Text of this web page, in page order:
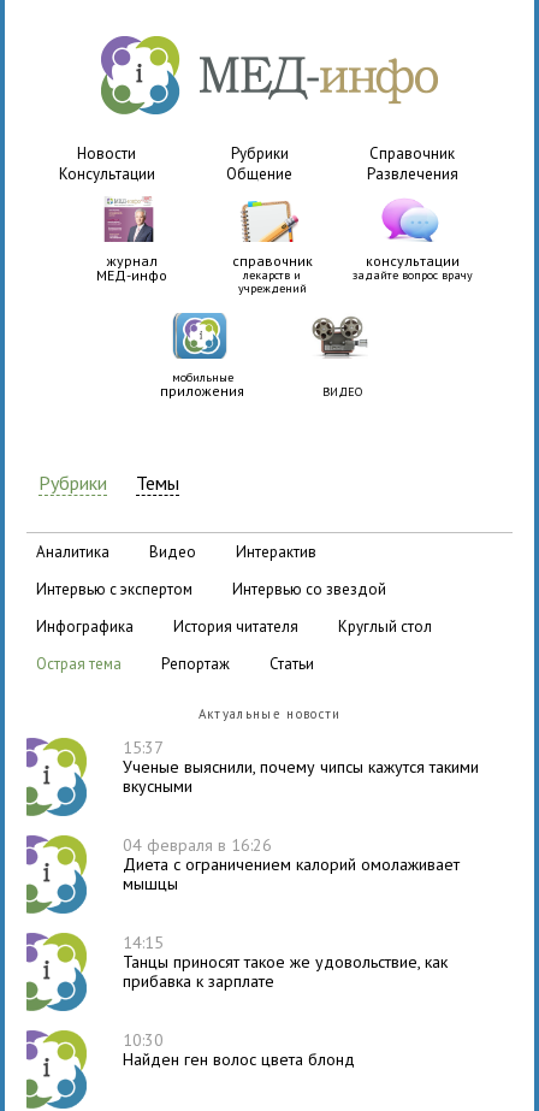
Новости Рубрики
Справочник
Консультации
Общение Развлечения
журнал
МЕД-инфо
справочник
лекарств и
учреждений
консультации
задайте вопрос врачу
мобильные
приложения ВИДЕО
Рубрики Темы
аналитика видео
интерактив
интервью с экспертом
интервью со звездой
инфографика
история читателя
круглый стол
острая тема
репортаж статьи
Актуальные новости
15:37
Ученые выяснили, почему чипсы кажутся такими
вкусными
04 февраля в 16:26
Диета с ограничением калорий омолаживает
мышцы
14:15
Танцы приносят такое же удовольствие, как
прибавка к зарплате
10:30
Найден ген волос цвета блонд